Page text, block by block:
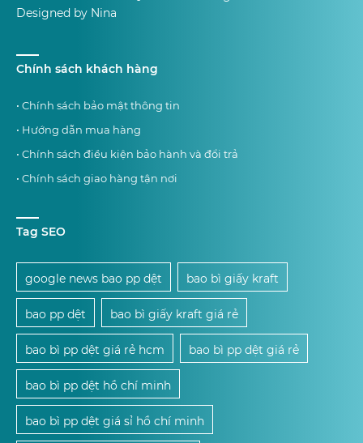
Designed by Nina
Chính sách khách hàng
• Chính sách bảo mật thông tin
• Hướng dẫn mua hàng
• Chính sách điều kiện bảo hành và đổi trả
• Chính sách giao hàng tận nơi
Tag SEO
google news bao pp dệt bao bì giấy kraft
bao pp dệt bao bì giấy kraft giá rẻ
bao bì pp dệt giá rẻ hcm bao bì pp dệt giá rẻ
bao bì pp dệt hồ chí minh
bao bì pp dệt giá sỉ hồ chí minh